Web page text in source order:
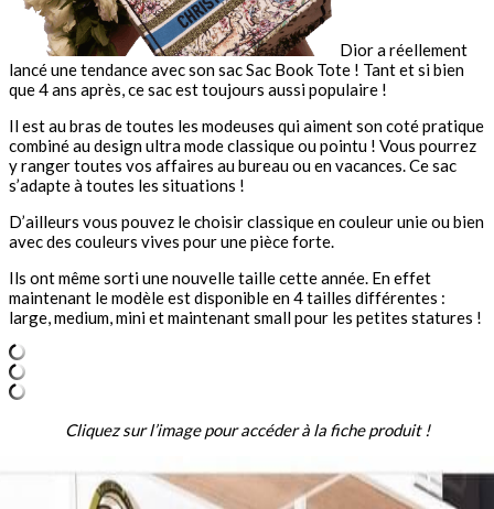
Dior a réellement
lancé une tendance avec son sac Sac Book Tote ! Tant et si bien
que 4 ans après, ce sac est toujours aussi populaire !
Il est au bras de toutes les modeuses qui aiment son coté pratique
combiné au design ultra mode classique ou pointu ! Vous pourrez
y ranger toutes vos affaires au bureau ou en vacances. Ce sac
s’adapte à toutes les situations !
D’ailleurs vous pouvez le choisir classique en couleur unie ou bien
avec des couleurs vives pour une pièce forte.
Ils ont même sorti une nouvelle taille cette année. En effet
maintenant le modèle est disponible en 4 tailles différentes :
large, medium, mini et maintenant small pour les petites statures !
Cliquez sur l’image pour accéder à la fiche produit !